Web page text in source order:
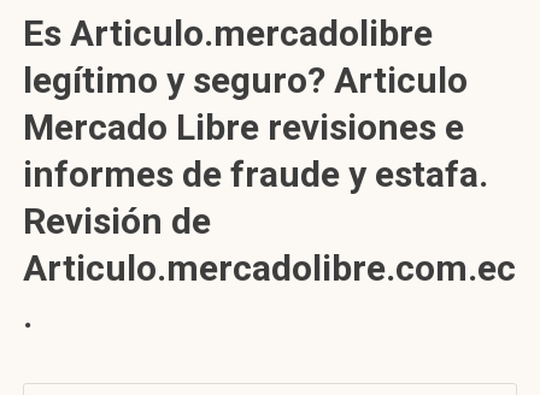
Es Articulo.mercadolibre
legítimo y seguro? Articulo
Mercado Libre revisiones e
informes de fraude y estafa.
Revisión de
Articulo.mercadolibre.com.ec
.